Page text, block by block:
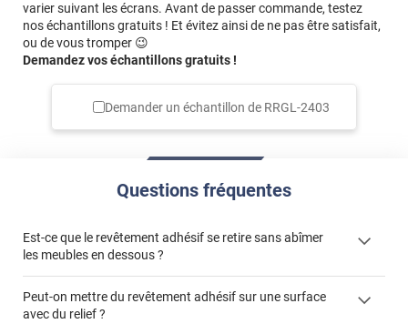
varier suivant les écrans. Avant de passer commande, testez
nos échantillons gratuits ! Et évitez ainsi de ne pas être satisfait,
ou de vous tromper 😉
Demandez vos échantillons gratuits !
Demander un échantillon de RRGL-2403
Questions fréquentes
Est-ce que le revêtement adhésif se retire sans abîmer
les meubles en dessous ?
Peut-on mettre du revêtement adhésif sur une surface
avec du relief ?